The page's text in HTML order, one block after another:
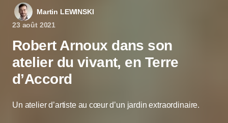
Martin LEWINSKI
23 août 2021
Robert Arnoux dans son
atelier du vivant, en Terre
d’Accord
Un atelier d’artiste au cœur d’un jardin extraordinaire.